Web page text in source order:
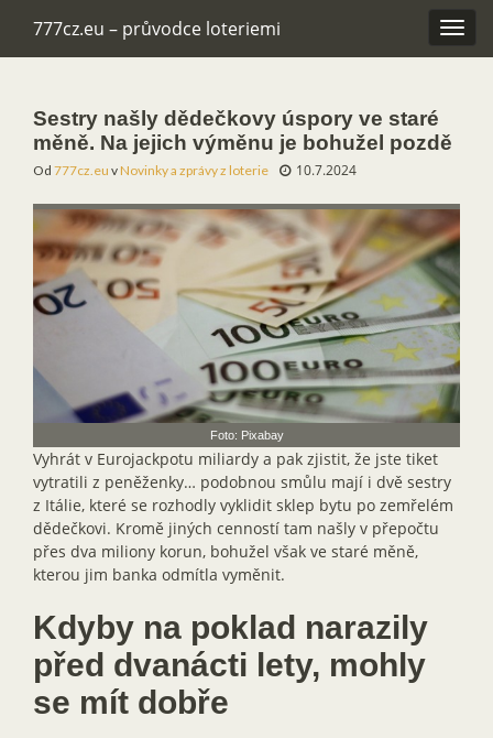
777cz.eu – průvodce loteriemi
Sestry našly dědečkovy úspory ve staré
měně. Na jejich výměnu je bohužel pozdě
Od 777cz.eu vNovinky a zprávy z loterie 10.7.2024
Foto: Pixabay
Vyhrát v Eurojackpotu miliardy a pak zjistit, že jste tiket
vytratili z peněženky… podobnou smůlu mají i dvě sestry
z Itálie, které se rozhodly vyklidit sklep bytu po zemřelém
dědečkovi. Kromě jiných cenností tam našly v přepočtu
přes dva miliony korun, bohužel však ve staré měně,
kterou jim banka odmítla vyměnit.
Kdyby na poklad narazily
před dvanácti lety, mohly
se mít dobře